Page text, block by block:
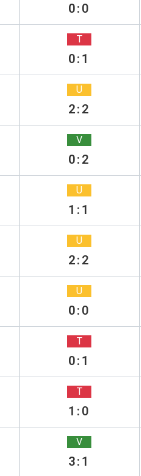
0:0
T
0:1
U
2:2
V
0:2
U
1:1
U
2:2
U
0:0
T
0:1
T
1:0
V
3:1